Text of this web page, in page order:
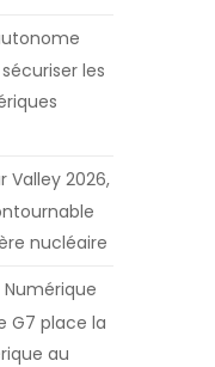
les
Valley 2026,
nucléaire
G7 place la
au